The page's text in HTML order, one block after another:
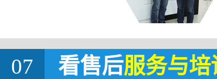
07 看售后服务与培